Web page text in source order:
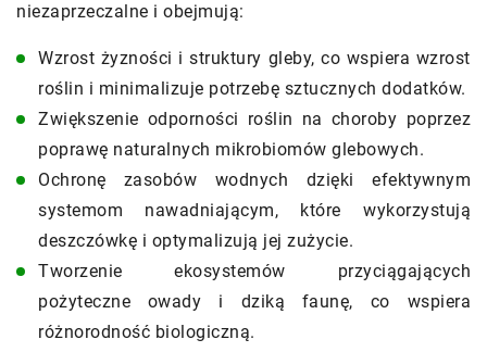
niezaprzeczalne i obejmują:
Wzrost żyzności i struktury gleby, co wspiera wzrost
roślin i minimalizuje potrzebę sztucznych dodatków.
Zwiększenie odporności roślin na choroby poprzez
poprawę naturalnych mikrobiomów glebowych.
Ochronę zasobów wodnych dzięki efektywnym
systemom nawadniającym, które wykorzystują
deszczówkę i optymalizują jej zużycie.
Tworzenie ekosystemów przyciągających
pożyteczne owady i dziką faunę, co wspiera
różnorodność biologiczną.